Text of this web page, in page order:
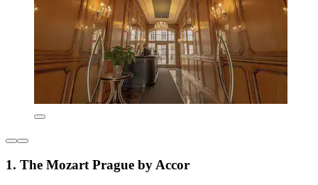
1. The Mozart Prague by Accor